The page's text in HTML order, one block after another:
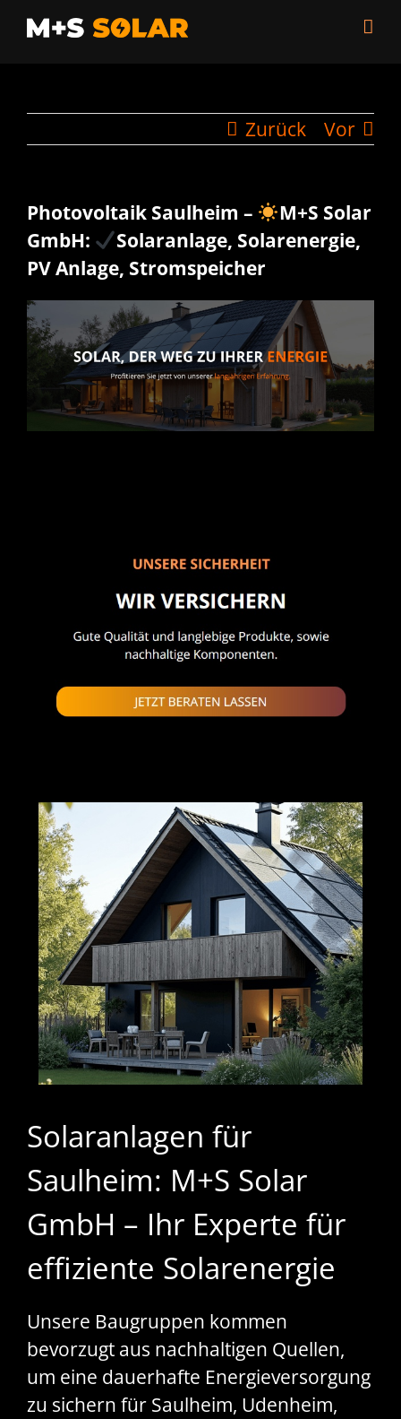
Zum
Inhalt
Zurück Vor
Photovoltaik Saulheim –
M+S Solar
GmbH:
Solaranlage, Solarenergie,
PV Anlage, Stromspeicher
Solaranlagen für
Saulheim: M+S Solar
GmbH – Ihr Experte für
effiziente Solarenergie
Unsere Baugruppen kommen
bevorzugt aus nachhaltigen Quellen,
um eine dauerhafte Energieversorgung
zu sichern für Saulheim, Udenheim,